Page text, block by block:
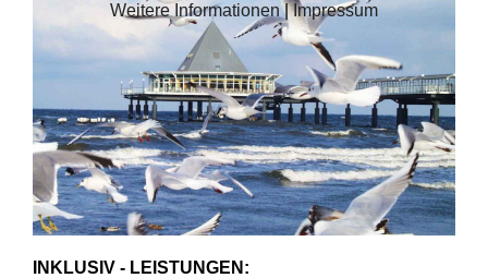
INKLUSIV - LEISTUNGEN:
Weitere Informationen|Impressum